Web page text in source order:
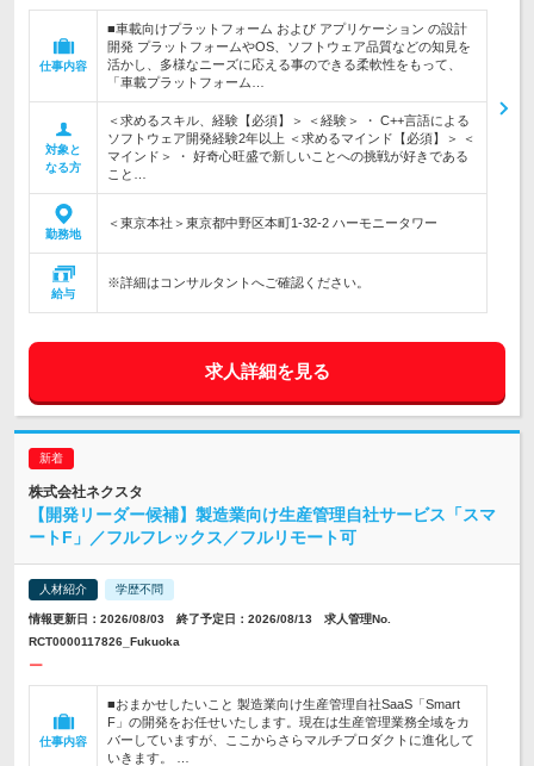
仕事内容
■車載向けプラットフォーム および アプリケーション の設計
開発 プラットフォームやOS、ソフトウェア品質などの知見を
活かし、多様なニーズに応える事のできる柔軟性をもって、
「車載プラットフォーム…
対象と
なる方
＜求めるスキル、経験【必須】＞ ＜経験＞ ・ C++言語による
ソフトウェア開発経験2年以上 ＜求めるマインド【必須】＞ ＜
マインド＞ ・ 好奇心旺盛で新しいことへの挑戦が好きである
こと…
勤務地
＜東京本社＞東京都中野区本町1-32-2 ハーモニータワー
給与
※詳細はコンサルタントへご確認ください。
求人詳細を見る
株式会社ネクスタ
【開発リーダー候補】製造業向け生産管理自社サービス「スマ
ートF」／フルフレックス／フルリモート可
人材紹介 学歴不問
情報更新日：2026/08/03 終了予定日：2026/08/13 求人管理No.
RCT0000117826_Fukuoka
ー
仕事内容
■おまかせしたいこと 製造業向け生産管理自社SaaS「Smart
F」の開発をお任せいたします。現在は生産管理業務全域をカ
バーしていますが、ここからさらマルチプロダクトに進化して
いきます。 …